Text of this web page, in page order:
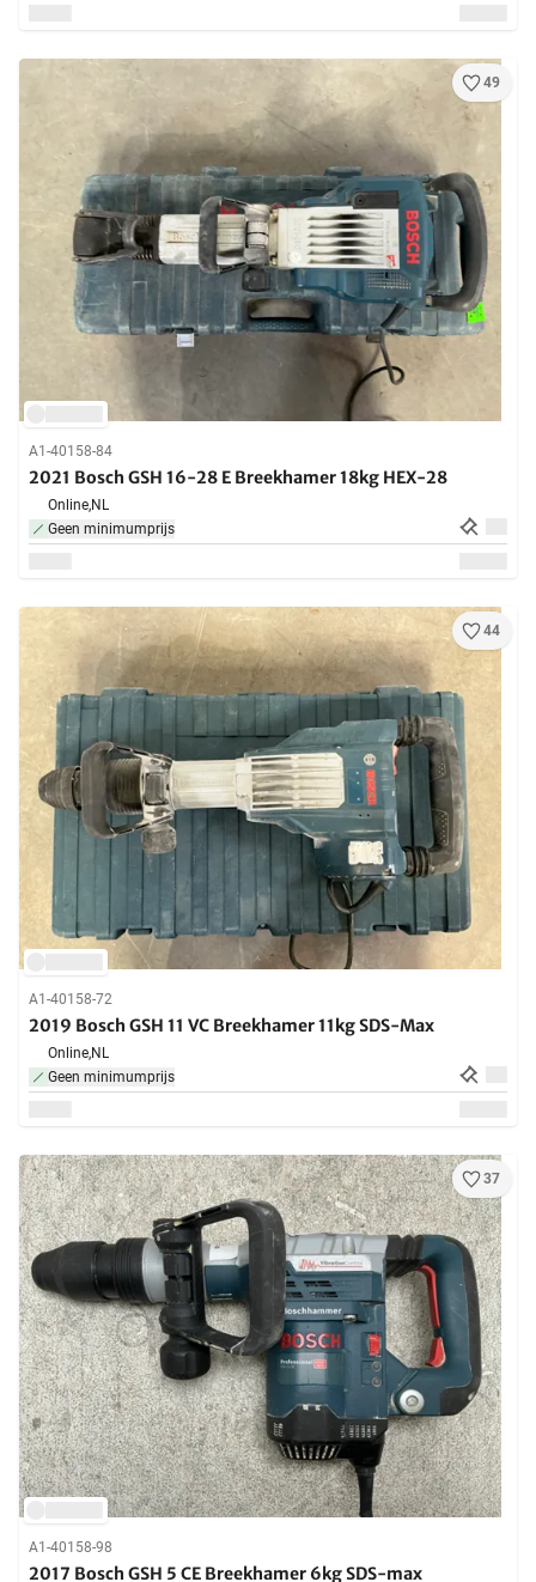
49
A1-40158-84
2021 Bosch GSH 16-28 E Breekhamer 18kg HEX-28
Online,NL
Geen minimumprijs
44
A1-40158-72
2019 Bosch GSH 11 VC Breekhamer 11kg SDS-Max
Online,NL
Geen minimumprijs
37
A1-40158-98
2017 Bosch GSH 5 CE Breekhamer 6kg SDS-max